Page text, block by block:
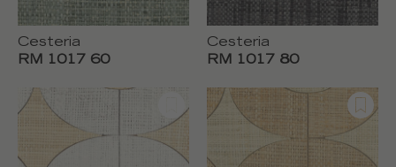
Cesteria
RM 1017 60
Cesteria
RM 1017 80